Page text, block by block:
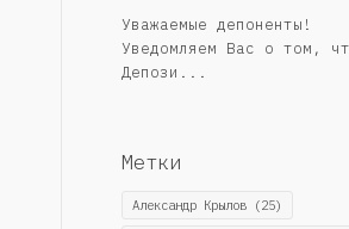
Уважаемые депоненты!
Уведомляем Вас о том,
Депози...
Метки
Александр Крылов(25)